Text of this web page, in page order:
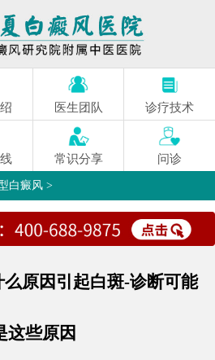
医生团队 诊疗技术
常识分享 问诊
白癜风 >
原因引起白斑-诊断可能
这些原因